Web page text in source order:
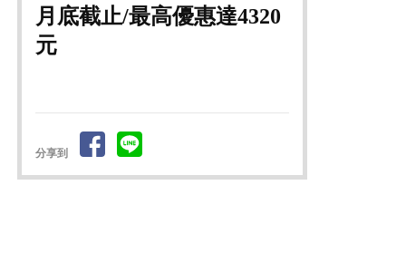
月底截止/最高優惠達4320
元
分享到